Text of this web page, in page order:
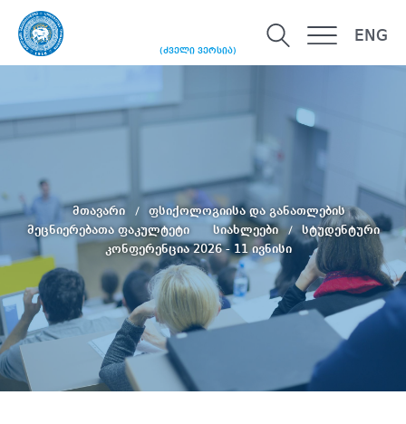
(ძველი ვერსია)
ENG
მთავარი
ფსიქოლოგიისა და განათლების
მეცნიერებათა ფაკულტეტი
სიახლეები
სტუდენტური
კონფერენცია 2026 - 11 ივნისი